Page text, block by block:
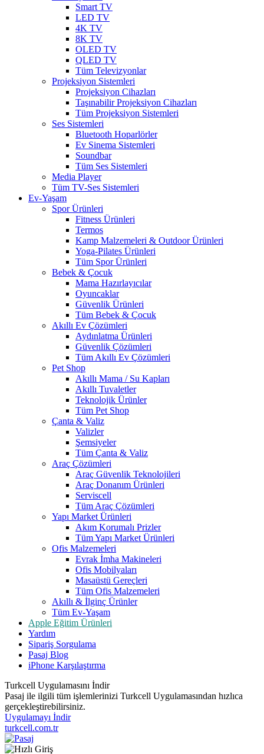
Smart TV
LED TV
4K TV
8K TV
OLED TV
QLED TV
Tüm Televizyonlar
Projeksiyon Sistemleri
Projeksiyon Cihazları
Taşınabilir Projeksiyon Cihazları
Tüm Projeksiyon Sistemleri
Ses Sistemleri
Bluetooth Hoparlörler
Ev Sinema Sistemleri
Soundbar
Tüm Ses Sistemleri
Media Player
Tüm TV-Ses Sistemleri
Ev-Yaşam
Spor Ürünleri
Fitness Ürünleri
Termos
Kamp Malzemeleri & Outdoor Ürünleri
Yoga-Pilates Ürünleri
Tüm Spor Ürünleri
Bebek & Çocuk
Mama Hazırlayıcılar
Oyuncaklar
Güvenlik Ürünleri
Tüm Bebek & Çocuk
Akıllı Ev Çözümleri
Aydınlatma Ürünleri
Güvenlik Çözümleri
Tüm Akıllı Ev Çözümleri
Pet Shop
Akıllı Mama / Su Kapları
Akıllı Tuvaletler
Teknolojik Ürünler
Tüm Pet Shop
Çanta & Valiz
Valizler
Şemsiyeler
Tüm Çanta & Valiz
Araç Çözümleri
Araç Güvenlik Teknolojileri
Araç Donanım Ürünleri
Serviscell
Tüm Araç Çözümleri
Yapı Market Ürünleri
Akım Korumalı Prizler
Tüm Yapı Market Ürünleri
Ofis Malzemeleri
Evrak İmha Makineleri
Ofis Mobilyaları
Masaüstü Gereçleri
Tüm Ofis Malzemeleri
Akıllı & İlginç Ürünler
Tüm Ev-Yaşam
Apple Eğitim Ürünleri
Yardım
Sipariş Sorgulama
Pasaj Blog
iPhone Karşılaştırma
Turkcell Uygulamasını İndir
Pasaj ile ilgili tüm işlemlerinizi Turkcell Uygulamasından hızlıca
gerçekleştirebilirsiniz.
Uygulamayı İndir
turkcell.com.tr